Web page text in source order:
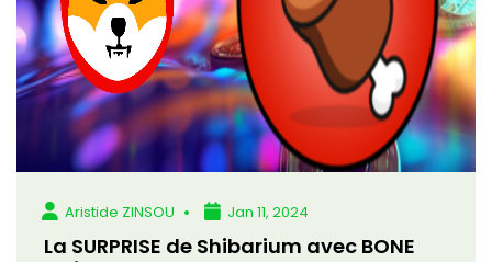
Aristide ZINSOU Jan 11, 2024
La SURPRISE de Shibarium avec BONE